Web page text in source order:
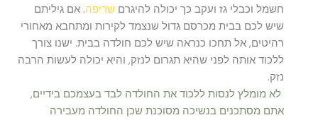
חשמל וכבלי גז ועקב כך יכולה להיגרם שריפה. אם גיליתם
שיש לכם בבית מכרסם גדול שנצמד לקירות ומתחבא מאחורי
רהיטים, אל תחכו כנראה שיש לכם חולדה בבית. ישנו צורך
ללכוד אותה לפני שהיא תגרום לנזק, והיא יכולה לעשות הרבה
נזק.
לא מומלץ לנסות ללכוד את החולדה לבד בעצמכם בידיים,
אתם מסתכנים בנשיכה מסוכנת שכן החולדה מעבירה